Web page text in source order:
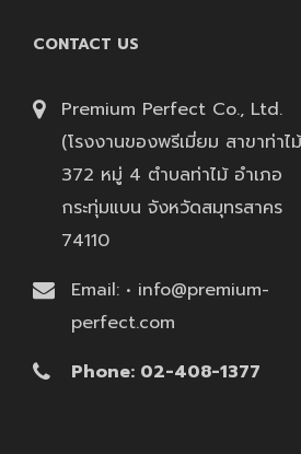
CONTACT US
Premium Perfect Co., Ltd.
(โรงงานของพรีเมี่ยม สาขาท่าไ
372 หมู่ 4 ตำบลท่าไม้ อำเภอ
กระทุ่มแบน จังหวัดสมุทรสาคร
74110
Email: • info@premium-
perfect.com
Phone: 02-408-1377